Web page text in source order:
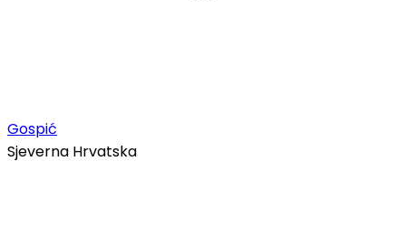
Gospić
Sjeverna Hrvatska